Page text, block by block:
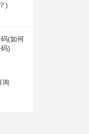
)
(如何
)
询